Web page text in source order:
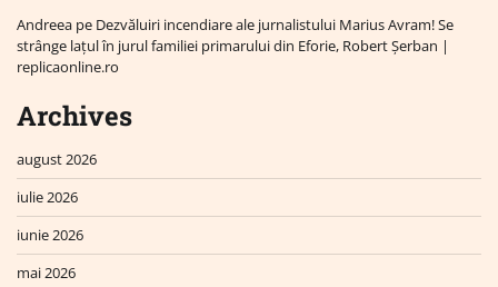
Andreea pe Dezvăluiri incendiare ale jurnalistului Marius Avram! Se
strânge lațul în jurul familiei primarului din Eforie, Robert Șerban |
replicaonline.ro
Archives
august 2026
iulie 2026
iunie 2026
mai 2026